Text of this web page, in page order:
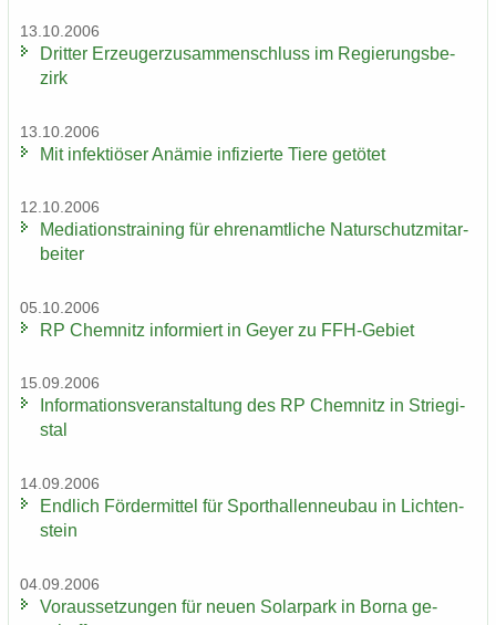
13.10.2006
Drit­ter Er­zeu­ger­zu­sam­men­schluss im Re­gie­rungs­be­
zirk
13.10.2006
Mit in­fek­tiö­ser An­ämie in­fi­zier­te Tiere ge­tö­tet
12.10.2006
Me­dia­ti­ons­trai­ning für eh­ren­amt­li­che Na­tur­schutz­mit­ar­
bei­ter
05.10.2006
RP Chem­nitz in­for­miert in Geyer zu FFH-​Gebiet
15.09.2006
In­for­ma­ti­ons­ver­an­stal­tung des RP Chem­nitz in Strie­gi­
stal
14.09.2006
End­lich För­der­mit­tel für Sport­hal­len­neu­bau in Lich­ten­
stein
04.09.2006
Vor­aus­set­zun­gen für neuen So­lar­park in Borna ge­